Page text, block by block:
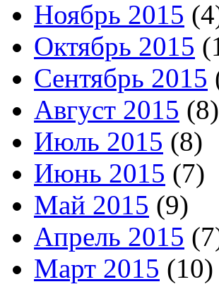
Ноябрь 2015
Октябрь 2015
Сентябрь 2015
Август 2015 (8)
Июль 2015 (8)
Июнь 2015 (7)
Май 2015 (9)
Апрель 2015
Март 2015 (10)